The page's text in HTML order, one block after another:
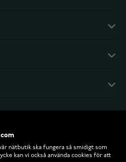
nätbutik ska fungera så smidigt som
kan vi också använda cookies för att